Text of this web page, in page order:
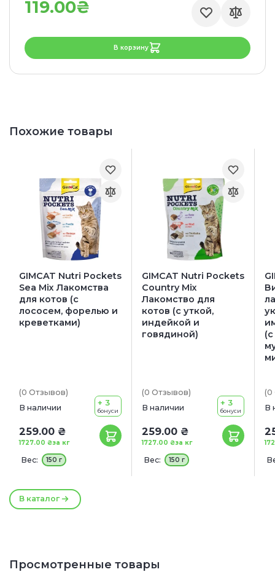
119.00₴
В корзину
Похожие товары
В каталог
GIMCAT Nutri Pockets
Sea Mix Лакомства
для котов (с
лососем, форелью и
креветками)
(0 Отзывов)
В наличии
259.00 ₴
за кг
1727.00 ₴
+ 3
бонуси
Вес: 150 г
GIMCAT Nutri Pockets
Country Mix
Лакомство для
котов (с уткой,
индейкой и
говядиной)
(0 Отзывов)
В наличии
259.00 ₴
за кг
1727.00 ₴
+ 3
бонуси
Вес: 150 г
(с
(0
В
Просмотренные товары